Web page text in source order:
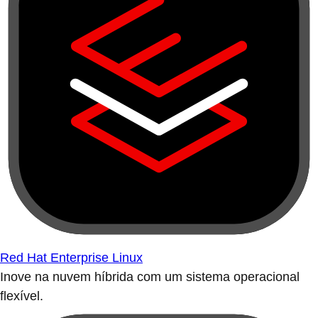
Red Hat Enterprise Linux
Inove na nuvem híbrida com um sistema operacional
flexível.